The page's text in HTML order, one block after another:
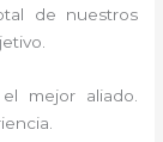
de nuestros
mejor aliado.